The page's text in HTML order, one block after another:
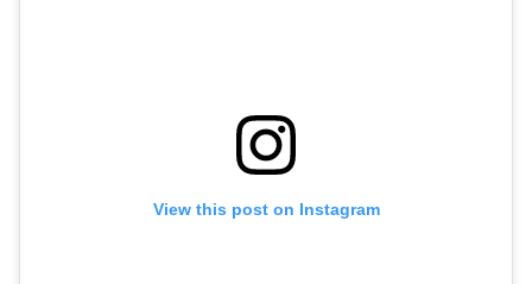
View this post on Instagram